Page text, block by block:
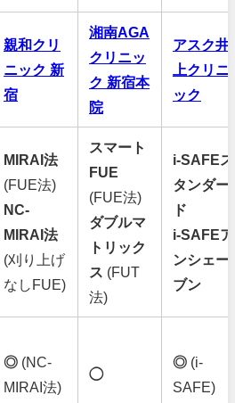
親和クリ
ニック 新
宿
湘南AGA
クリニッ
ク 新宿本
院
アスク井
上クリニ
ック
MIRAI法
(FUE法)
NC-
MIRAI法
(刈り上げ
なしFUE)
スマート
FUE
(FUE法)
ダブルマ
トリック
ス (FUT
法)
i-SAFEス
タンダー
ド
i-SAFEア
ンシェー
ブン
◎ (NC-
MIRAI法)
◯
◎ (i-
SAFE)